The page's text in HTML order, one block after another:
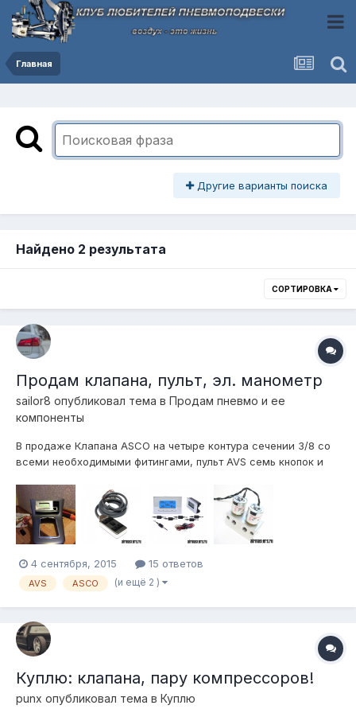
Главная
Другие варианты поиска
Найдено 2 результата
СОРТИРОВКА
Продам клапана, пульт, эл. манометр
sailor8 опубликовал тема в Продам пневмо и ее
компоненты
В продаже Клапана ASCO на четыре контура сечении 3/8 со
всеми необходимыми фитингами, пульт AVS семь кнопок и
Цена за все 32 т.р. Вопросы задавать можно здесь или
WhatsApp 89064277420 Территориально Ростов-на-Дону
4 сентября, 2015 15 ответов
AVS ASCO (и ещё 2 )
Куплю: клапана, пару компрессоров!
punx опубликовал тема в Куплю